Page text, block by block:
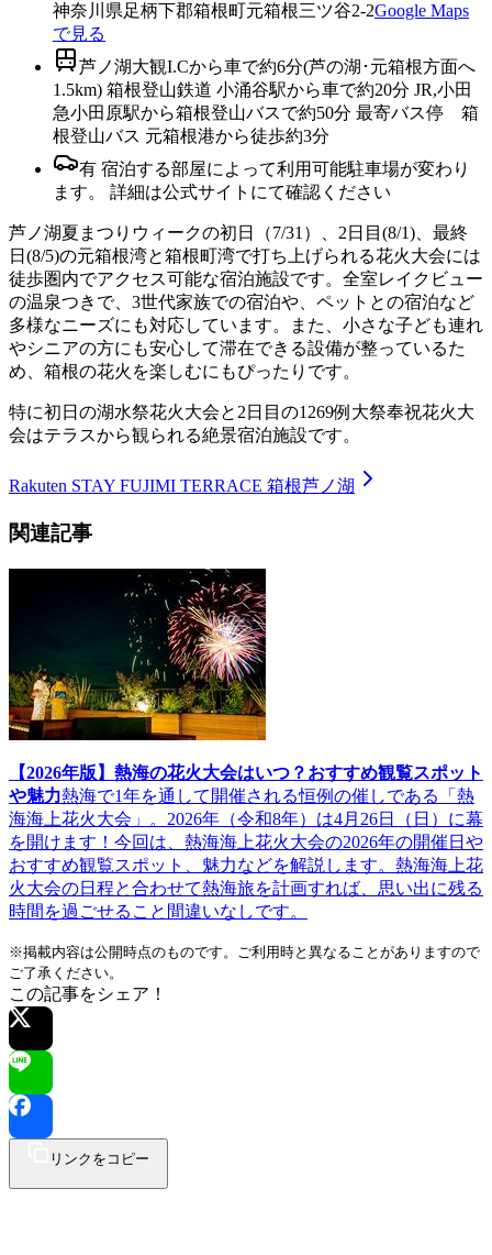
神奈川県足柄下郡箱根町元箱根三ツ谷2-2Google Maps
で見る
芦ノ湖大観I.Cから車で約6分(芦の湖･元箱根方面へ
1.5km) 箱根登山鉄道 小涌谷駅から車で約20分 JR,小田
急小田原駅から箱根登山バスで約50分 最寄バス停 箱
根登山バス 元箱根港から徒歩約3分
有 宿泊する部屋によって利用可能駐車場が変わり
ます。 詳細は公式サイトにて確認ください
芦ノ湖夏まつりウィークの初日（7/31）、2日目(8/1)、最終
日(8/5)の元箱根湾と箱根町湾で打ち上げられる花火大会には
徒歩圏内でアクセス可能な宿泊施設です。全室レイクビュー
の温泉つきで、3世代家族での宿泊や、ペットとの宿泊など
多様なニーズにも対応しています。また、小さな子ども連れ
やシニアの方にも安心して滞在できる設備が整っているた
め、箱根の花火を楽しむにもぴったりです。
特に初日の湖水祭花火大会と2日目の1269例大祭奉祝花火大
会はテラスから観られる絶景宿泊施設です。
Rakuten STAY FUJIMI TERRACE 箱根芦ノ湖
関連記事
【2026年版】熱海の花火大会はいつ？おすすめ観覧スポット
や魅力熱海で1年を通して開催される恒例の催しである「熱
海海上花火大会」。2026年（令和8年）は4月26日（日）に幕
を開けます！今回は、熱海海上花火大会の2026年の開催日や
おすすめ観覧スポット、魅力などを解説します。熱海海上花
火大会の日程と合わせて熱海旅を計画すれば、思い出に残る
時間を過ごせること間違いなしです。
※掲載内容は公開時点のものです。ご利用時と異なることがありますので
ご了承ください。
この記事をシェア！
リンクをコピー